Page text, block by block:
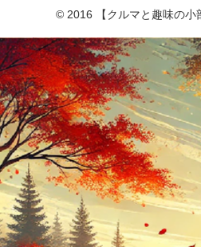
© 2016 【クルマと趣味の小